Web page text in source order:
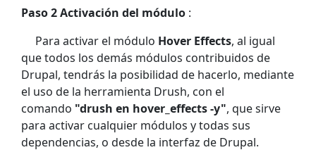
Paso 2 Activación del módulo :
Para activar el módulo Hover Effects, al igual
que todos los demás módulos contribuidos de
Drupal, tendrás la posibilidad de hacerlo, mediante
el uso de la herramienta Drush, con el
comando "drush en hover_effects -y", que sirve
para activar cualquier módulos y todas sus
dependencias, o desde la interfaz de Drupal.